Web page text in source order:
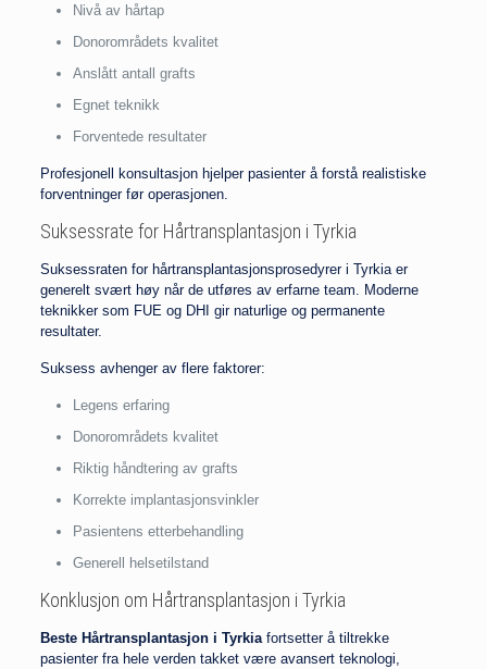
Nivå av hårtap
Donorområdets kvalitet
Anslått antall grafts
Egnet teknikk
Forventede resultater
Profesjonell konsultasjon hjelper pasienter å forstå realistiske
forventninger før operasjonen.
Suksessrate for Hårtransplantasjon i Tyrkia
Suksessraten for hårtransplantasjonsprosedyrer i Tyrkia er
generelt svært høy når de utføres av erfarne team. Moderne
teknikker som FUE og DHI gir naturlige og permanente
resultater.
Suksess avhenger av flere faktorer:
Legens erfaring
Donorområdets kvalitet
Riktig håndtering av grafts
Korrekte implantasjonsvinkler
Pasientens etterbehandling
Generell helsetilstand
Konklusjon om Hårtransplantasjon i Tyrkia
Beste Hårtransplantasjon i Tyrkiafortsetter å tiltrekke
pasienter fra hele verden takket være avansert teknologi,